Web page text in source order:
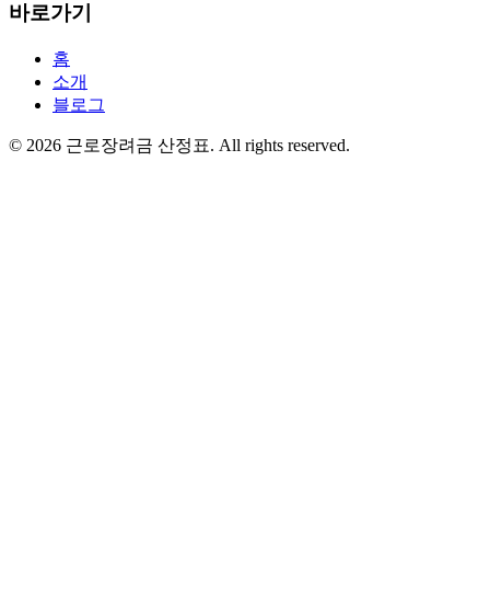
바로가기
홈
소개
블로그
© 2026 근로장려금 산정표. All rights reserved.